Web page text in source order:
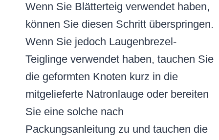
Wenn Sie Blätterteig verwendet haben,
können Sie diesen Schritt überspringen.
Wenn Sie jedoch Laugenbrezel-
Teiglinge verwendet haben, tauchen Sie
die geformten Knoten kurz in die
mitgelieferte Natronlauge oder bereiten
Sie eine solche nach
Packungsanleitung zu und tauchen die